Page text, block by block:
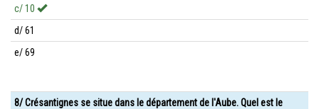
c/ 10
d/ 61
e/ 69
8/ Crésantignes se situe dans le département de l'Aube. Quel est le